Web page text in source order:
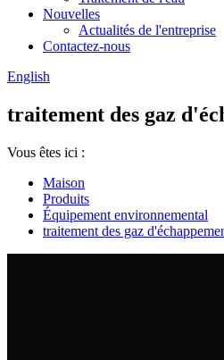
Nouvelles
Actualités de l'entreprise
Contactez-nous
English
traitement des gaz
Vous êtes ici :
Maison
Produits
Équipement environnemental
traitement des gaz